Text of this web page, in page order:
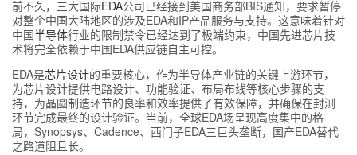
前不久，三大国际EDA公司已经接到美国商务部BIS通知，要求暂停
对整个中国大陆地区的涉及EDA和IP产品服务与支持。这意味着针对
中国半导体行业的限制禁令已经达到了极端约束，中国先进芯片技
术将完全依赖于中国EDA供应链自主可控。
EDA是芯片设计的重要核心，作为半导体产业链的关键上游环节，
为芯片设计提供电路设计、功能验证、布局布线等核心步骤的支
持，为晶圆制造环节的良率和效率提供了有效保障，并确保在封测
环节完成最终的设计验证。当前，全球EDA场呈现高度集中的格
局，Synopsys、Cadence、西门子EDA三巨头垄断，国产EDA替代
之路道阻且长。